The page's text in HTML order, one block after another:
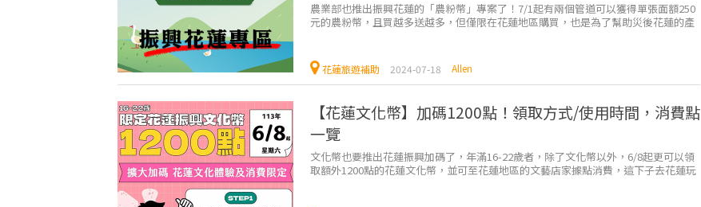
農業部也推出振興花蓮的「農粉幣」專案了！7/1起有兩個管道可以獲得單張面額250
元的農粉幣，且買越多送越多，但僅限在花蓮地區購買，也是為了幫助災後花蓮的產
花蓮旅遊補助 2024-07-18 Allen
【花蓮文化幣】加碼1200點！領取方式/使用時間，消費點
一覽
文化幣也要推出花蓮振興加碼了，年滿16-22歲者，除了文化幣以外，6/8起更可以領
取額外1200點的花蓮文化幣，並可至花蓮地區的文藝店家據點消費，這下子去花蓮玩